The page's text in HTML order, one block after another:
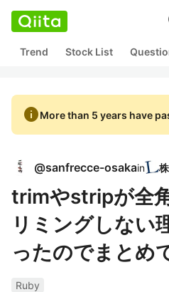
Trend Stock List
infoMore than 5 years have
@sanfrecce-osakain
trimやstripが全
リミングしない
ったのでまとめ
Ruby